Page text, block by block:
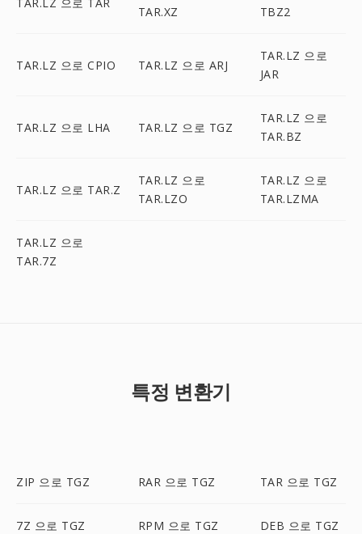
TAR.XZ
TBZ2
TAR.LZ 으로 CPIO TAR.LZ 으로 ARJ
TAR.LZ 으로
JAR
TAR.LZ 으로 LHA TAR.LZ 으로 TGZ
TAR.LZ 으로
TAR.BZ
TAR.LZ 으로 TAR.Z
TAR.LZ 으로
TAR.LZO
TAR.LZ 으로
TAR.LZMA
TAR.LZ 으로
TAR.7Z
특정 변환기
ZIP 으로 TGZ RAR 으로 TGZ TAR 으로 TGZ
7Z 으로 TGZ RPM 으로 TGZ DEB 으로 TGZ